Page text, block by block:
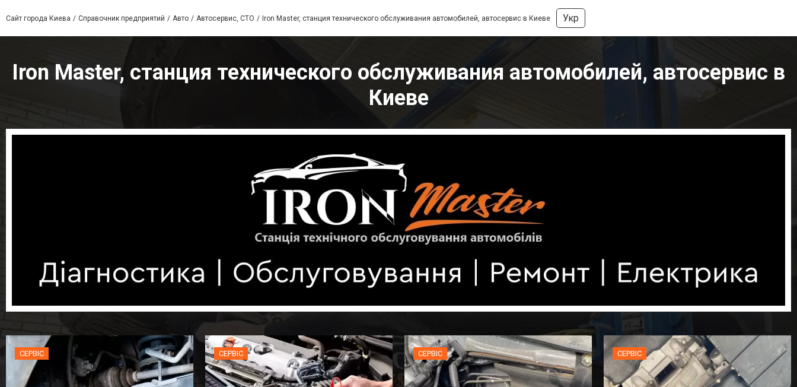
Сайт города Киева Справочник предприятий Авто Автосервис, СТО Iron Master, станция технического обслуживания автомобилей, автосервис в Киеве Укр
Iron Master, станция технического обслуживания автомобилей, автосервис в
Киеве
СЕРВІС СЕРВІС СЕРВІС СЕРВІС